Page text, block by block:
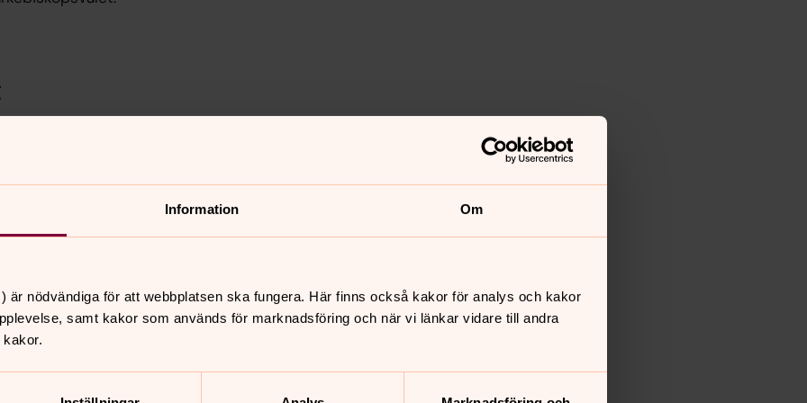
Information Om
är nödvändiga för att webbplatsen ska fungera. Här finns också kakor för analys och kakor
samt kakor som används för marknadsföring och när vi länkar vidare till andra
och av ledamöterna i stiftsstyrelser
röstar även diakoner och präster
elektorer som är
inte ensamt ska kunna avgöra valet
i ärkebiskopsvalet
i Uppsala domkyrka den 30